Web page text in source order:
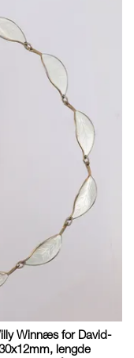
Winnæs for David-
lengde